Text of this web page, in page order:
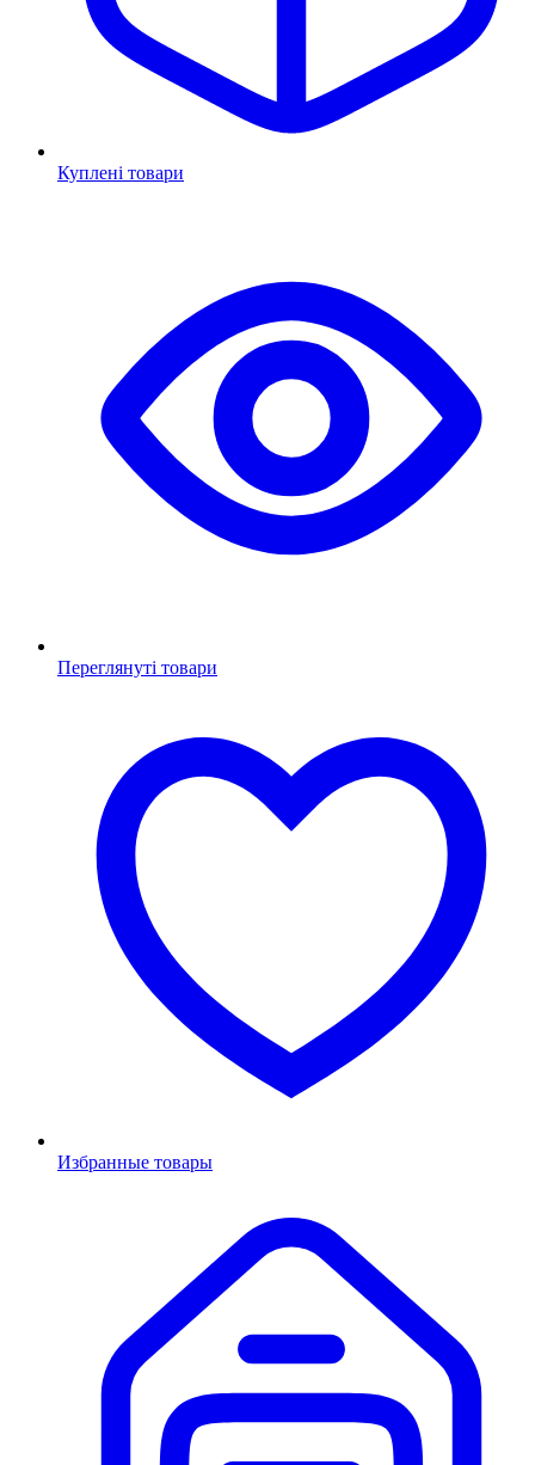
Куплені товари
Переглянуті товари
Избранные товары